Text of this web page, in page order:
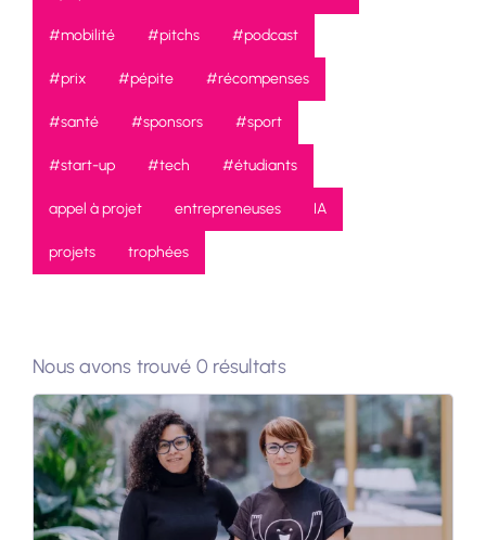
#mobilité #pitchs #podcast
#prix #pépite #récompenses
#santé #sponsors #sport
#start-up #tech #étudiants
appel à projet entrepreneuses IA
projets trophées
Nous avons trouvé 0 résultats